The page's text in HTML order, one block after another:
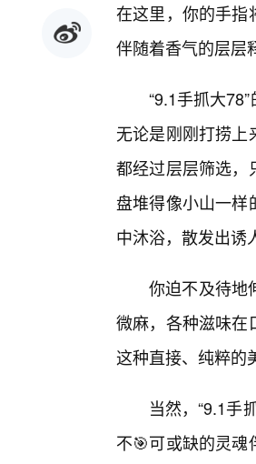
在这里，你的手指
伴随着香气的层层
“9.1手抓大
无论是刚刚打捞
都经过层层筛选，
盘堆得像小山一
中沐浴，散发出诱
你迫不及待地
微麻，各种滋味在
这种直接、纯粹的
当然，“9.1手
不🎯可或缺的灵